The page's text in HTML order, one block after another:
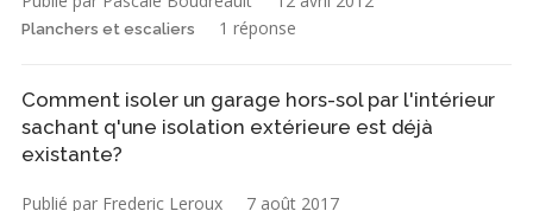
Planchers et escaliers 1 réponse
Comment isoler un garage hors-sol par l'intérieur
sachant q'une isolation extérieure est déjà
existante?
Publié par Frederic Leroux 7 août 2017